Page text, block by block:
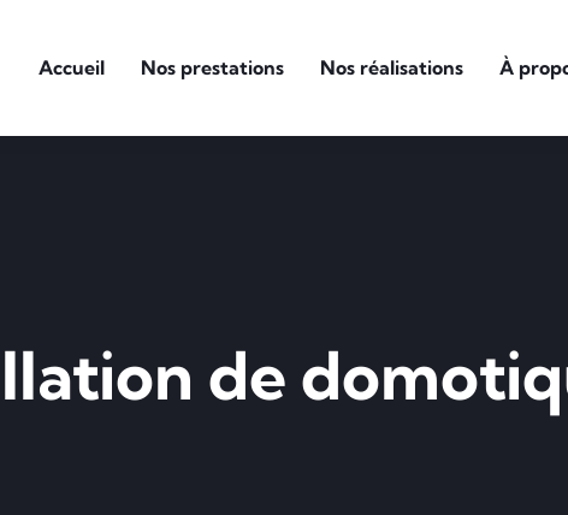
Accueil Nos prestations Nos réalisations À
de